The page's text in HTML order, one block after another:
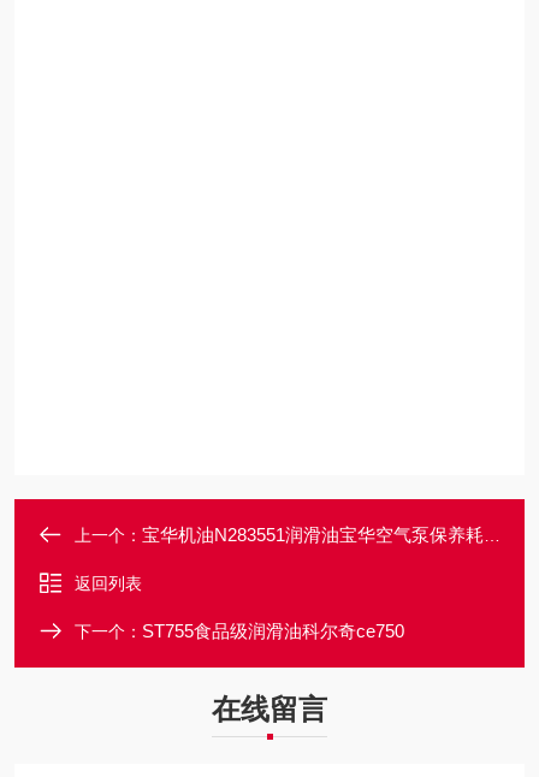
上一个： 宝华机油N283551润滑油宝华空气泵保养耗材
返回列表
下一个： ST755食品级润滑油科尔奇ce750
在线留言